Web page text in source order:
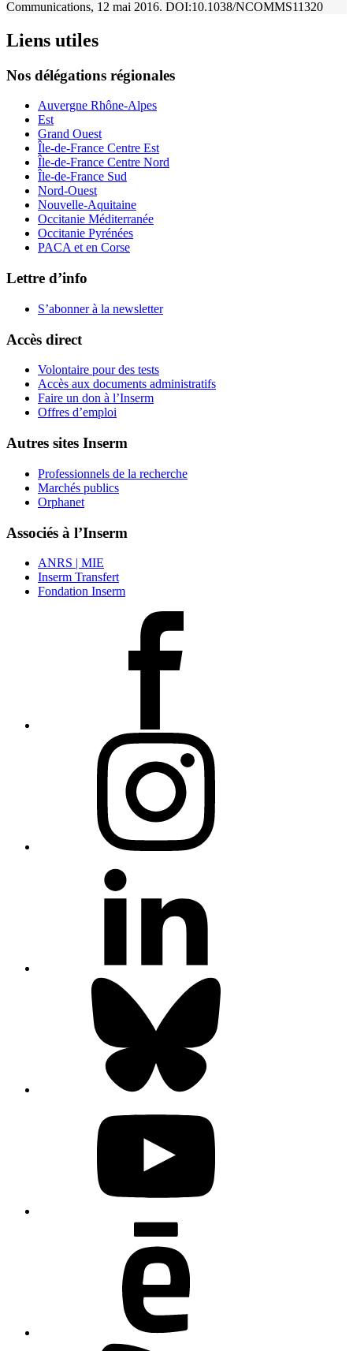
Communications, 12 mai 2016. DOI:10.1038/NCOMMS11320
Liens utiles
Nos délégations régionales
Auvergne Rhône-Alpes
Est
Grand Ouest
Île-de-France Centre Est
Île-de-France Centre Nord
Île-de-France Sud
Nord-Ouest
Nouvelle-Aquitaine
Occitanie Méditerranée
Occitanie Pyrénées
PACA et en Corse
Lettre d’info
S’abonner à la newsletter
Accès direct
Volontaire pour des tests
Accès aux documents administratifs
Faire un don à l’Inserm
Offres d’emploi
Autres sites Inserm
Professionnels de la recherche
Marchés publics
Orphanet
Associés à l’Inserm
ANRS | MIE
Inserm Transfert
Fondation Inserm